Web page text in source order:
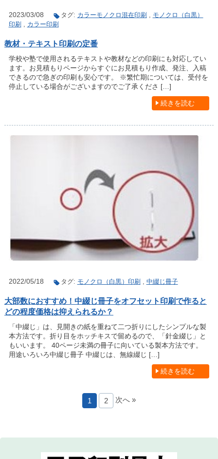
2023/03/08 タグ: カラーモノクロ混在印刷
モノクロ（白黒）
印刷
カラー印刷
教材・テキスト印刷の定番
学校や塾で使用されるテキストや教材などの印刷にも対応してい
ます。お見積もりページからすぐにお見積もり作成、発注、入稿
できるので急ぎの印刷も安心です。 ※繁忙期については、受付を
停止している場合がございますのでご了承くださ […]
続きを読む
2022/05/18 タグ: モノクロ（白黒）印刷 , 中綴じ冊子
大部数におすすめ！中綴じ冊子をオフセット印刷で作ると
どの程度価格は抑えられるか？
「中綴じ」は、見開きの紙を重ねて二つ折りにしたシンプルな製
本方法です。折り目をホッチキスで留めるので、「針金綴じ」と
もいいます。 40ページ未満の冊子に向いている製本方法です。
用途いろいろ中綴じ冊子 中綴じは、無線綴じ […]
続きを読む
1 2 次へ »